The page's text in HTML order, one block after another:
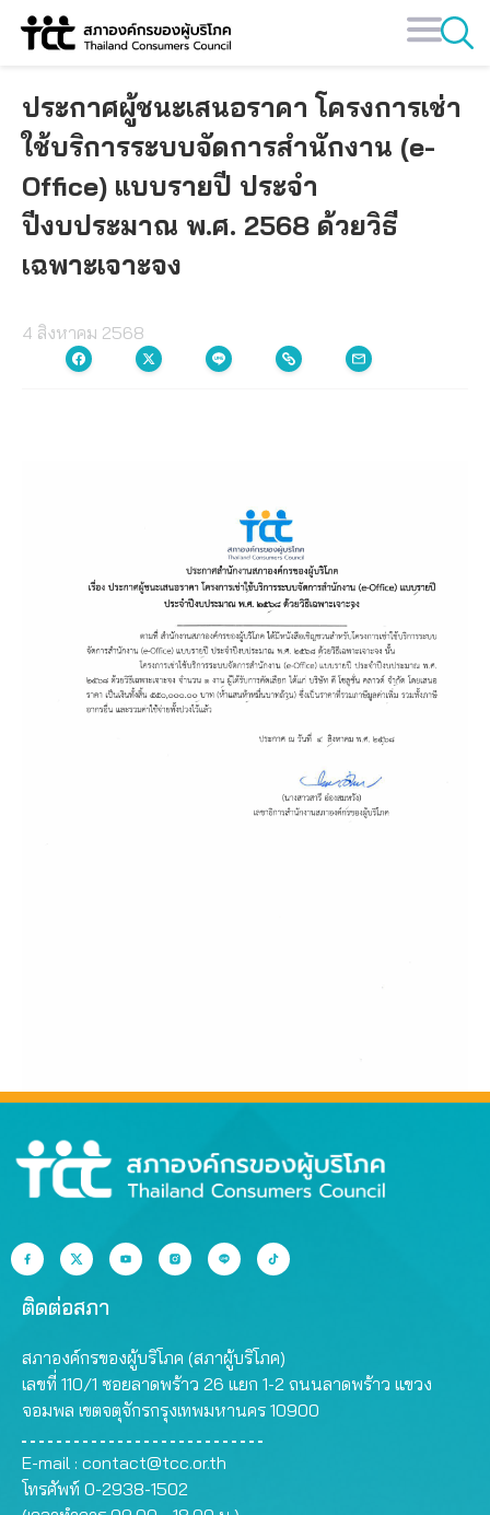
Skip
ประกาศผู้ชนะเสนอราคา โครงการเช่า
ใช้บริการระบบจัดการสำนักงาน (e-
Office) แบบรายปี ประจำ
ปีงบประมาณ พ.ศ. 2568 ด้วยวิธี
เฉพาะเจาะจง
4 สิงหาคม 2568
ติดต่อสภา
สภาองค์กรของผู้บริโภค (สภาผู้บริโภค)
เลขที่ 110/1 ซอยลาดพร้าว 26 แยก 1-2 ถนนลาดพร้าว แขวง
จอมพล เขตจตุจักรกรุงเทพมหานคร 10900
E-mail : contact@tcc.or.th
โทรศัพท์ 0-2938-1502